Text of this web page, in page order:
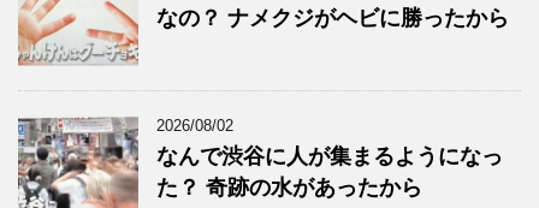
なの？ ナメクジがヘビに勝ったから
2026/08/02
なんで渋谷に人が集まるようになっ
た？ 奇跡の水があったから